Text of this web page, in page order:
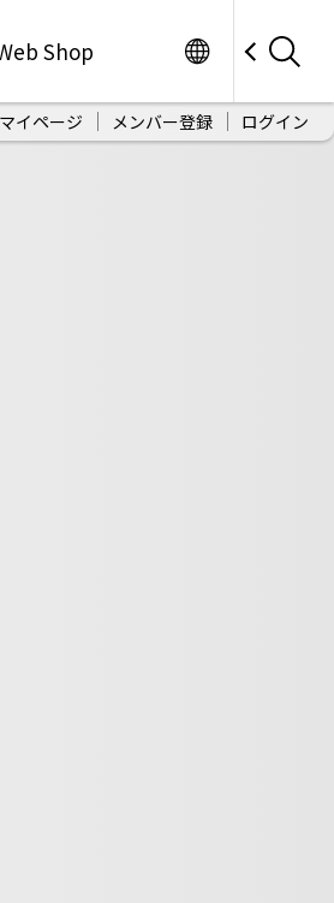
Shop
マイページ メンバー登録 ログイン